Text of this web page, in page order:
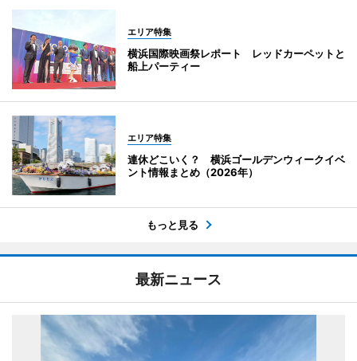
エリア特集
横浜国際映画祭レポート レッドカーペットと
船上パーティー
エリア特集
連休どこいく？ 横浜ゴールデンウィークイベ
ント情報まとめ（2026年）
もっと見る
最新ニュース